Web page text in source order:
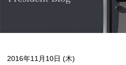
2016年11月10日 (木)